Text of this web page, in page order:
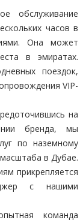
обслуживание
часов в
Она может
в эмиратах.
поездок,
VIP-
на
бренда, мы
по наземному
в Дубае.
прикрепляется
с нашими
команда